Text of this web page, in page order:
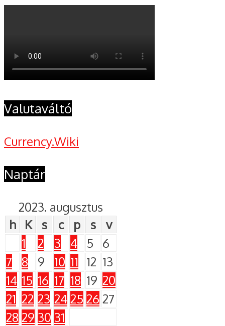
Valutaváltó
Currency.Wiki
Naptár
2023. augusztus
h
K s c p s
v
1
2 3 4 5
6
7
8 9 10 11 12 13
14 15 16 17 18 19 20
21 22 23 2425 26 27
28 29 30 31